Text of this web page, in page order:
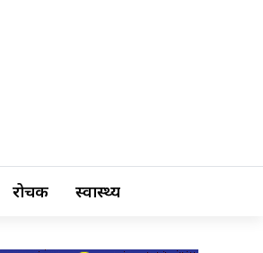
रोचक स्वास्थ्य